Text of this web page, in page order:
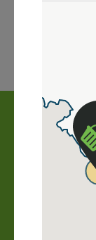
Nákup
připraví a vy